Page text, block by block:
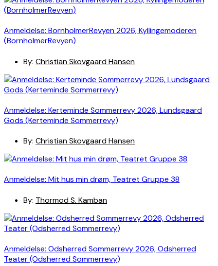
Anmeldelse: BornholmerRevyen 2026, Kyllingemoderen
(BornholmerRevyen)
By: Christian Skovgaard Hansen
Anmeldelse: Kerteminde Sommerrevy 2026, Lundsgaard
Gods (Kerteminde Sommerrevy)
By: Christian Skovgaard Hansen
Anmeldelse: Mit hus min drøm, Teatret Gruppe 38
By: Thormod S. Kamban
Anmeldelse: Odsherred Sommerrevy 2026, Odsherred
Teater (Odsherred Sommerrevy)